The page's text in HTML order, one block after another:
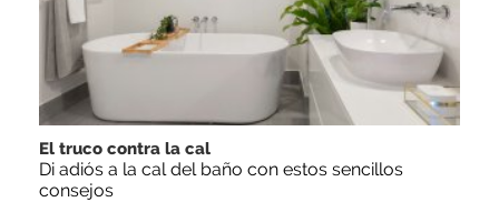
El truco contra la cal
Di adiós a la cal del baño con estos sencillos
consejos